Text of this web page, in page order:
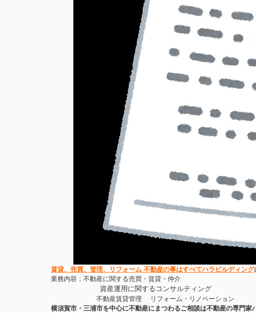
賃貸、 売買、管理、リフォーム 不動産の事はすべてハラビルディング
業務内容：不動産に関する売買・賃貸・仲介
資産運用に関するコンサルティング
不動産賃貸管理 リフォーム・リノベーション
横須賀市・三浦市を中心に不動産にまつわるご相談は不動産の専門